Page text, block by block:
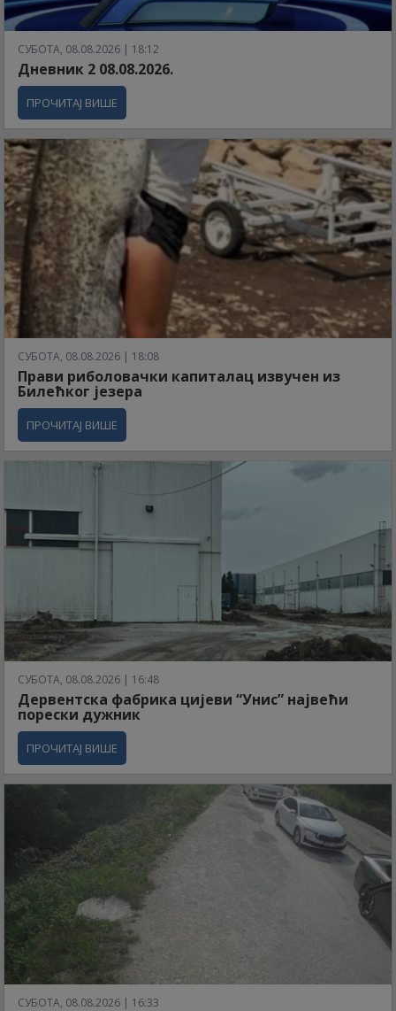
СУБОТА, 08.08.2026 | 18:12
Дневник 2 08.08.2026.
ПРОЧИТАЈ ВИШЕ
СУБОТА, 08.08.2026 | 18:08
Прави риболовачки капиталац извучен из
Билећког језера
ПРОЧИТАЈ ВИШЕ
СУБОТА, 08.08.2026 | 16:48
Дервентска фабрика цијеви “Унис” највећи
порески дужник
ПРОЧИТАЈ ВИШЕ
СУБОТА, 08.08.2026 | 16:33